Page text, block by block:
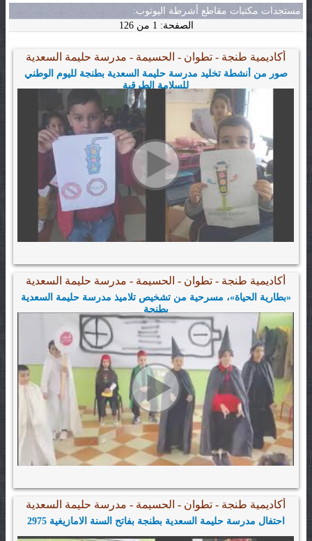
مستجدات مكتبات مقاطع أشرطة اليوتوب:
الصفحة: 1 من 126
أكاديمية طنجة - تطوان - الحسيمة - مدرسة حليمة السعدية
صور من أنشطة تخليد مدرسة حليمة السعدية بطنجة لليوم الوطني
للسلامة الطرقية
أكاديمية طنجة - تطوان - الحسيمة - مدرسة حليمة السعدية
«بطارية الحياة»، مسرحية من تشخيص تلاميذ مدرسة حليمة السعدية
بطنجة
أكاديمية طنجة - تطوان - الحسيمة - مدرسة حليمة السعدية
احتفال مدرسة حليمة السعدية بطنجة بفاتح السنة الامازيغية 2975